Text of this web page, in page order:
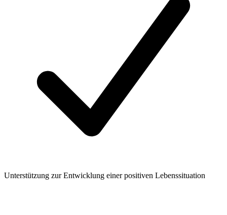
Unterstützung zur Entwicklung einer positiven Lebenssituation